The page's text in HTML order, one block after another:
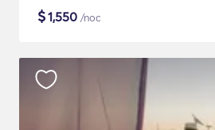
$1,550 /noc